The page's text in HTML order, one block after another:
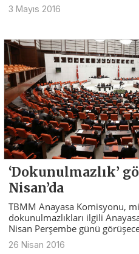
3 Mayıs 2016
‘Dokunulmazlık’
Nisan’da
TBMM Anayasa Komisyonu,
dokunulmazlıkları ilgili
Nisan Perşembe günü
26 Nisan 2016